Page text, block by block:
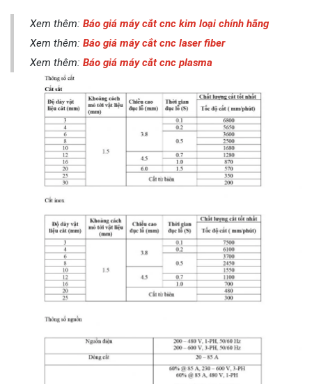
Xem thêm: Báo giá máy cắt cnc kim loại chính hãng
Xem thêm: Báo giá máy cắt cnc laser fiber
Xem thêm: Báo giá máy cắt cnc plasma